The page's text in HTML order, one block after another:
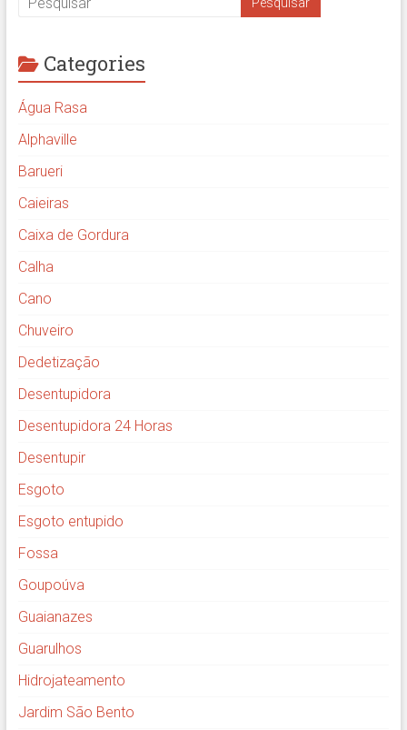
Categories
Água Rasa
Alphaville
Barueri
Caieiras
Caixa de Gordura
Calha
Cano
Chuveiro
Dedetização
Desentupidora
Desentupidora 24 Horas
Desentupir
Esgoto
Esgoto entupido
Fossa
Goupoúva
Guaianazes
Guarulhos
Hidrojateamento
Jardim São Bento